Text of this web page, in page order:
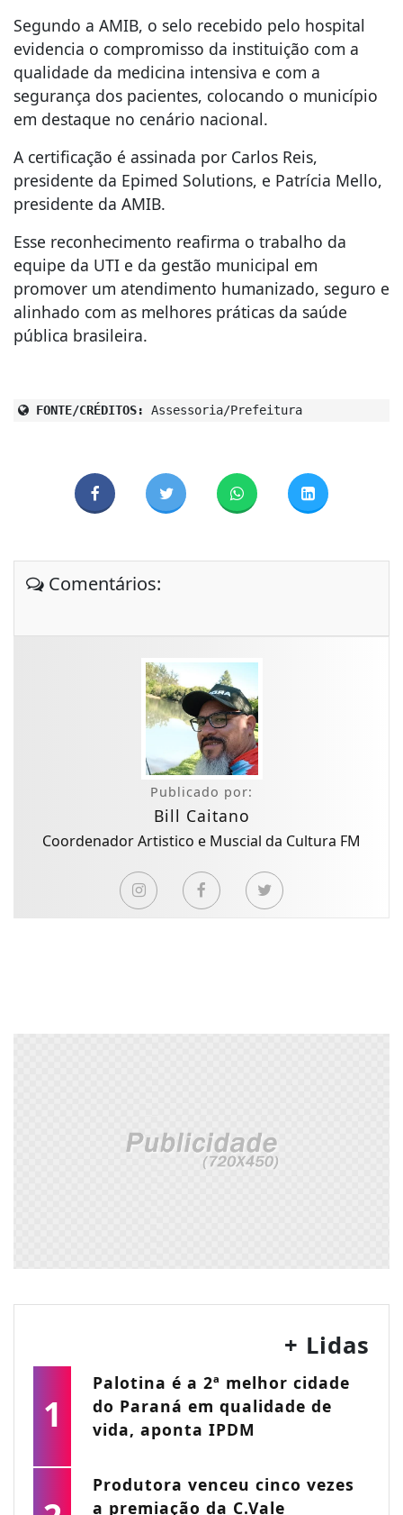
Segundo a AMIB, o selo recebido pelo hospital
evidencia o compromisso da instituição com a
qualidade da medicina intensiva e com a
segurança dos pacientes, colocando o município
em destaque no cenário nacional.
A certificação é assinada por Carlos Reis,
presidente da Epimed Solutions, e Patrícia Mello,
presidente da AMIB.
Esse reconhecimento reafirma o trabalho da
equipe da UTI e da gestão municipal em
promover um atendimento humanizado, seguro e
alinhado com as melhores práticas da saúde
pública brasileira.
FONTE/CRÉDITOS: Assessoria/Prefeitura
Comentários:
Publicado por:
Bill Caitano
Coordenador Artistico e Muscial da Cultura FM
+ Lidas
1
Palotina é a 2ª melhor cidade
do Paraná em qualidade de
vida, aponta IPDM
Produtora venceu cinco vezes
a premiação da C.Vale